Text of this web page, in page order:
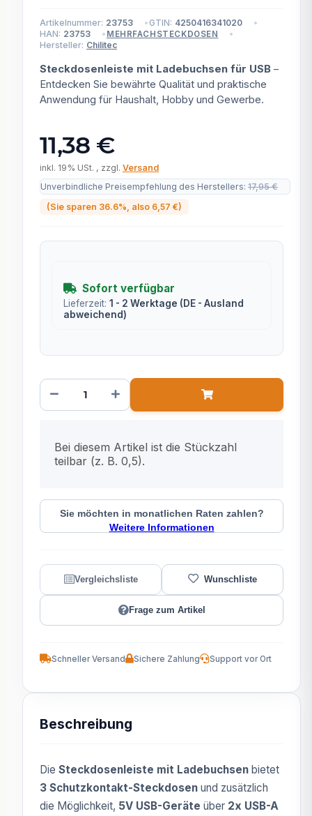
Artikelnummer: 23753 GTIN: 4250416341020
HAN: 23753 MEHRFACHSTECKDOSEN
Hersteller: Chilitec
Steckdosenleiste mit Ladebuchsen für USB –
Entdecken Sie bewährte Qualität und praktische
Anwendung für Haushalt, Hobby und Gewerbe.
11,38 €
inkl. 19% USt. , zzgl. Versand
Unverbindliche Preisempfehlung des Herstellers: 17,95 €
(Sie sparen 36.6% , also 6,57 €)
Sofort verfügbar
Lieferzeit: 1 - 2 Werktage (DE - Ausland
abweichend)
Bei diesem Artikel ist die Stückzahl
teilbar (z. B. 0,5).
Sie möchten in monatlichen Raten zahlen?
Weitere Informationen
Frage zum Artikel
Schneller Versand Sichere Zahlung Support vor Ort
Beschreibung
Die Steckdosenleiste mit Ladebuchsen bietet
3 Schutzkontakt-Steckdosen und zusätzlich
die Möglichkeit, 5V USB-Geräte über 2x USB-A